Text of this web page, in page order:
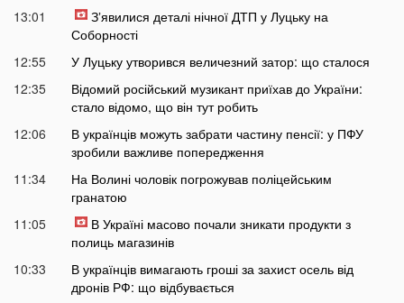
13:01
Зʼявилися деталі нічної ДТП у Луцьку на
Соборності
12:55
У Луцьку утворився величезний затор: що сталося
12:35
Відомий російський музикант приїхав до України:
стало відомо, що він тут робить
12:06
В українців можуть забрати частину пенсії: у ПФУ
зробили важливе попередження
11:34
На Волині чоловік погрожував поліцейським
гранатою
11:05
В Україні масово почали зникати продукти з
полиць магазинів
10:33
В українців вимагають гроші за захист осель від
дронів РФ: що відбувається